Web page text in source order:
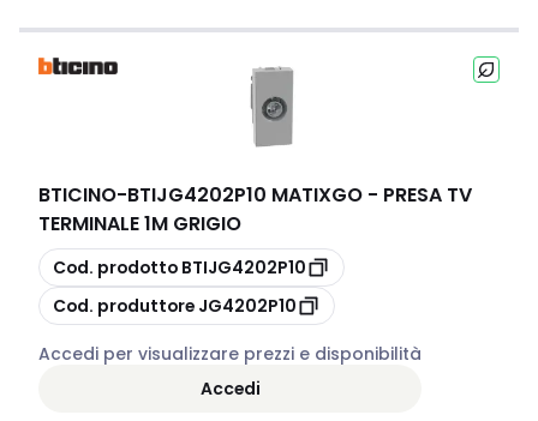
BTICINO-BTIJG4202P10 MATIXGO - PRESA TV
TERMINALE 1M GRIGIO
copia
Cod. prodotto BTIJG4202P10
copia
Cod. produttore JG4202P10
Accedi per visualizzare prezzi e disponibilità
Accedi